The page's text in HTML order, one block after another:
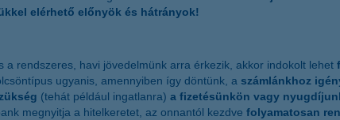
elérhető előnyök és hátrányok!
a rendszeres, havi jövedelmünk arra érkezik, akkor indokolt lehet
ugyanis, amennyiben így döntünk, a számlánkhoz
(tehát például ingatlanra) a fizetésünkön vagy
megnyitja a hitelkeretet, az onnantól kezdve folyamatosan